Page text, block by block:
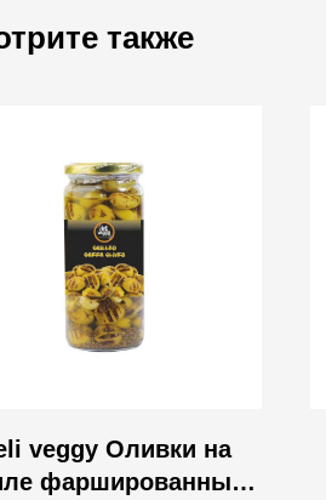
также
veggy Оливки на
фаршированные